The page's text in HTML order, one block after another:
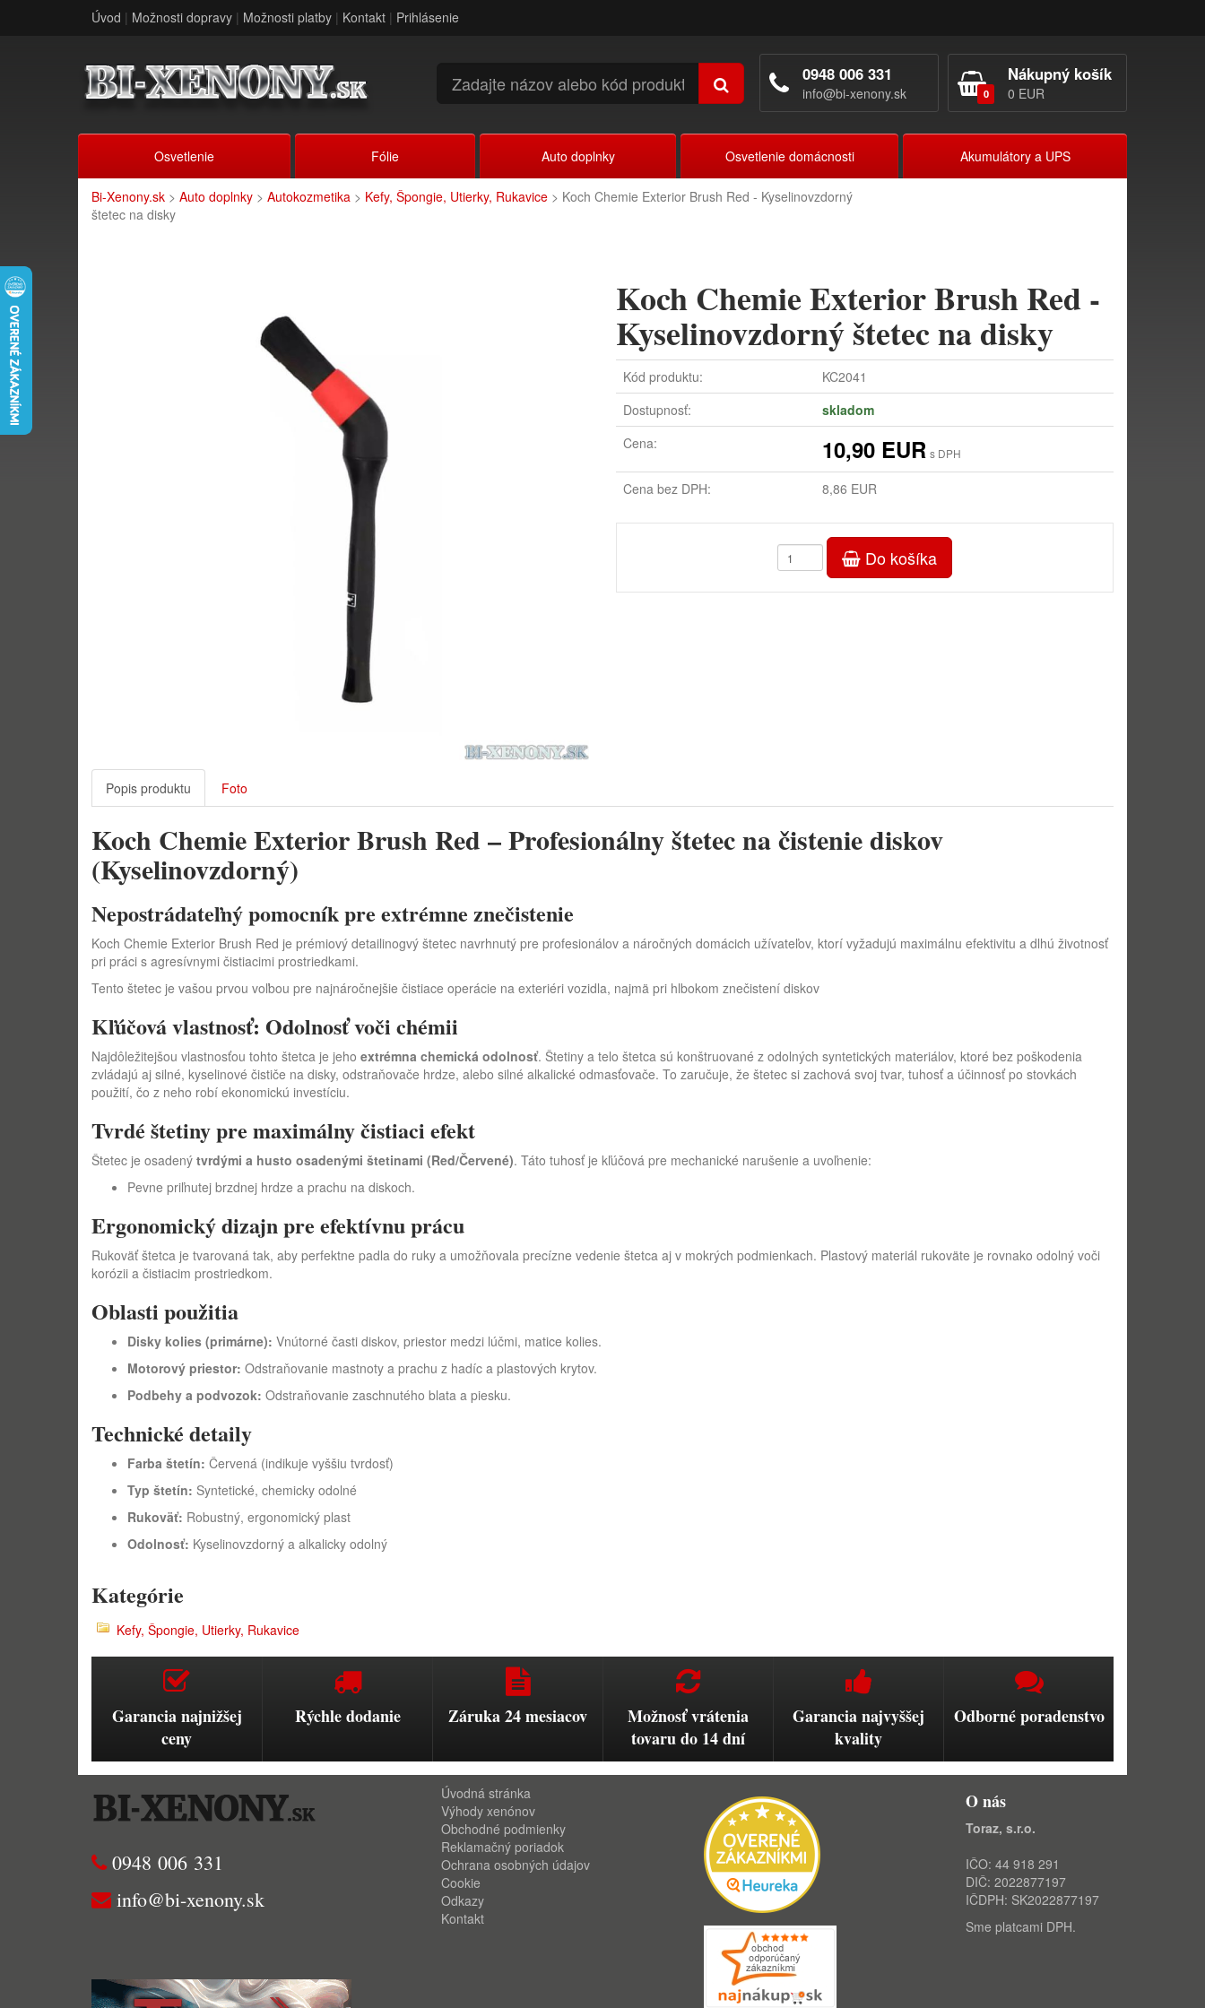
Úvod | Možnosti dopravy | Možnosti platby | Kontakt | Prihlásenie
0
Nákupný košík
0 EUR
0948 006 331
info@bi-xenony.sk
Osvetlenie Fólie Auto doplnky Osvetlenie domácnosti Akumulátory a UPS
Bi-Xenony.sk > Auto doplnky > Autokozmetika > Kefy, Špongie, Utierky, Rukavice > Koch Chemie Exterior Brush Red - Kyselinovzdorný
štetec na disky
Koch Chemie Exterior Brush Red -
Kyselinovzdorný štetec na disky
Kód produktu:
KC2041
Dostupnosť:
skladom
Cena:
10,90 EUR s DPH
Cena bez DPH: 8,86 EUR
Do košíka
Popis produktu Foto
Koch Chemie Exterior Brush Red – Profesionálny štetec na čistenie diskov
(Kyselinovzdorný)
Nepostrádateľný pomocník pre extrémne znečistenie
Koch Chemie Exterior Brush Red je prémiový detailinogvý štetec navrhnutý pre profesionálov a náročných domácich užívateľov, ktorí vyžadujú maximálnu efektivitu a dlhú životnosť
pri práci s agresívnymi čistiacimi prostriedkami.
Tento štetec je vašou prvou voľbou pre najnáročnejšie čistiace operácie na exteriéri vozidla, najmä pri hlbokom znečistení diskov
Kľúčová vlastnosť: Odolnosť voči chémii
Najdôležitejšou vlastnosťou tohto štetca je jeho extrémna chemická odolnosť. Štetiny a telo štetca sú konštruované z odolných syntetických materiálov, ktoré bez poškodenia
zvládajú aj silné, kyselinové čističe na disky, odstraňovače hrdze, alebo silné alkalické odmasťovače. To zaručuje, že štetec si zachová svoj tvar, tuhosť a účinnosť po stovkách
použití, čo z neho robí ekonomickú investíciu.
Tvrdé štetiny pre maximálny čistiaci efekt
Štetec je osadený tvrdými a husto osadenými štetinami (Red/Červené). Táto tuhosť je kľúčová pre mechanické narušenie a uvoľnenie:
Pevne priľnutej brzdnej hrdze a prachu na diskoch.
Ergonomický dizajn pre efektívnu prácu
Rukoväť štetca je tvarovaná tak, aby perfektne padla do ruky a umožňovala precízne vedenie štetca aj v mokrých podmienkach. Plastový materiál rukoväte je rovnako odolný voči
korózii a čistiacim prostriedkom.
Oblasti použitia
Disky kolies (primárne): Vnútorné časti diskov, priestor medzi lúčmi, matice kolies.
Motorový priestor: Odstraňovanie mastnoty a prachu z hadíc a plastových krytov.
Podbehy a podvozok: Odstraňovanie zaschnutého blata a piesku.
Technické detaily
Farba štetín: Červená (indikuje vyššiu tvrdosť)
Typ štetín: Syntetické, chemicky odolné
Rukoväť: Robustný, ergonomický plast
Odolnosť: Kyselinovzdorný a alkalicky odolný
Kategórie
Kefy, Špongie, Utierky, Rukavice
Garancia najnižšej
ceny
Rýchle dodanie Záruka 24 mesiacov
Možnosť vrátenia
tovaru do 14 dní
Garancia najvyššej
kvality
Odborné poradenstvo
0948 006 331
info@bi-xenony.sk
Úvodná stránka
Výhody xenónov
Obchodné podmienky
Reklamačný poriadok
Ochrana osobných údajov
Cookie
Odkazy
Kontakt
O nás
Toraz, s.r.o.
IČO: 44 918 291
DIČ: 2022877197
IČDPH: SK2022877197
Sme platcami DPH.